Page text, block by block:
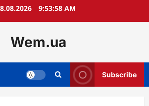
9:53:59 AM
Wem.ua
Subscribe